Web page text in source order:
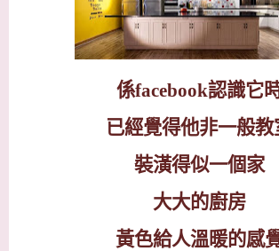
係facebook認識它
已經覺得他非一般教
裝潢得似一個家
大大的廚房
黃色給人溫暖的感